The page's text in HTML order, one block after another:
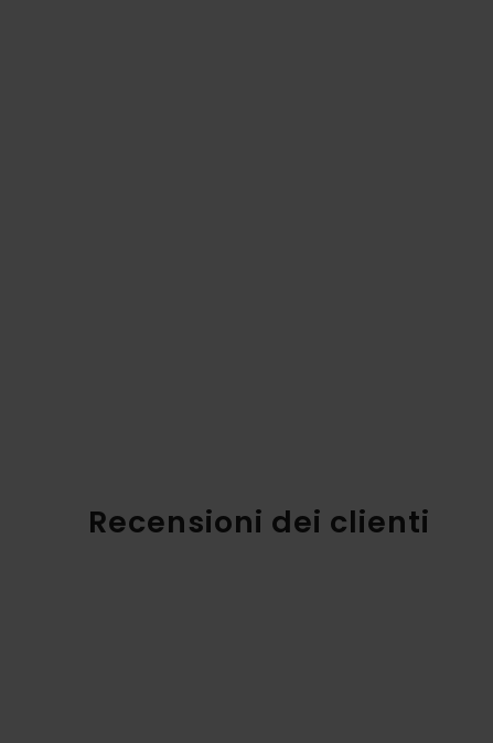
Recensioni dei clienti